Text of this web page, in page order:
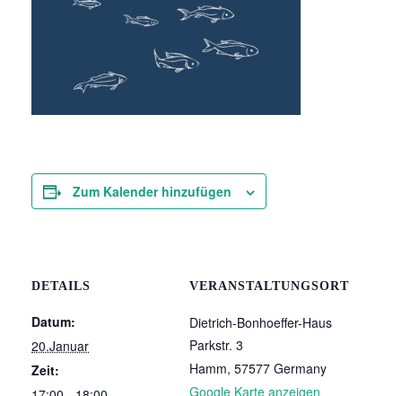
Zum Kalender hinzufügen
DETAILS
Datum:
20.Januar
Zeit:
VERANSTALTUNGSORT
Dietrich-Bonhoeffer-Haus
Parkstr. 3
Hamm, 57577 Germany
Google Karte anzeigen